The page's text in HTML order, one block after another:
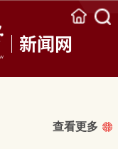
新闻网
查看更多